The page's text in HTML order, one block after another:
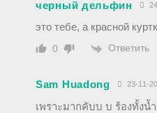
черный дельфин
это тебе, а красной
0 Ответить
Sam Huadong 23-11-
เพราะมากคับบ บ ร้องทั้งน้ำ